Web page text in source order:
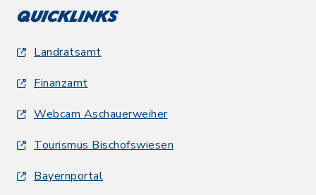
Quicklinks
Landratsamt
Finanzamt
Webcam Aschauerweiher
Tourismus Bischofswiesen
Bayernportal